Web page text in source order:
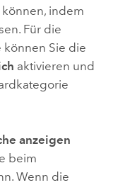
indem
Für die
Sie die
aktivieren und
anzeigen
beim
Wenn die